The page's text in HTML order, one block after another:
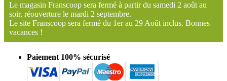
Le magasin Franscoop sera fermé à partir du samedi 2 août au
soir, réouverture le mardi 2 septembre.
Le site Franscoop sera fermé du 1er au 29 Août inclus. Bonnes
vacances !
Paiement 100% sécurisé